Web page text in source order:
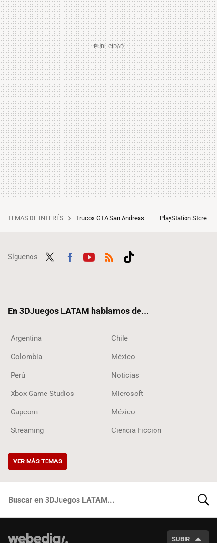
TEMAS DE INTERÉS Trucos GTA San Andreas PlayStation Store
Síguenos
En 3DJuegos LATAM hablamos de...
Argentina Chile
Colombia México
Perú Noticias
Xbox Game Studios Microsoft
Capcom México
Streaming Ciencia Ficción
VER MÁS TEMAS
SUBIR